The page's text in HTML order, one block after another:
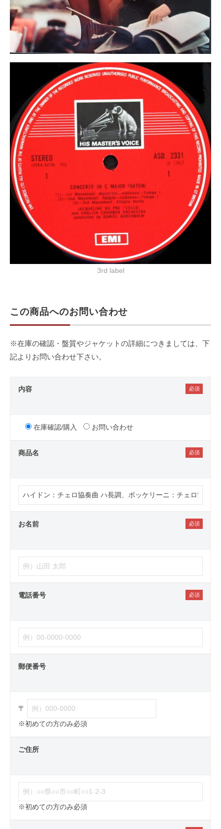
3rd label
この商品へのお問い合わせ
※在庫の確認・盤質やジャケットの詳細につきましては、下
記よりお問い合わせ下さい。
内容
在庫確認/購入 お問い合わせ
商品名
お名前
電話番号
郵便番号
〒
※初めての方のみ必須
ご住所
※初めての方のみ必須